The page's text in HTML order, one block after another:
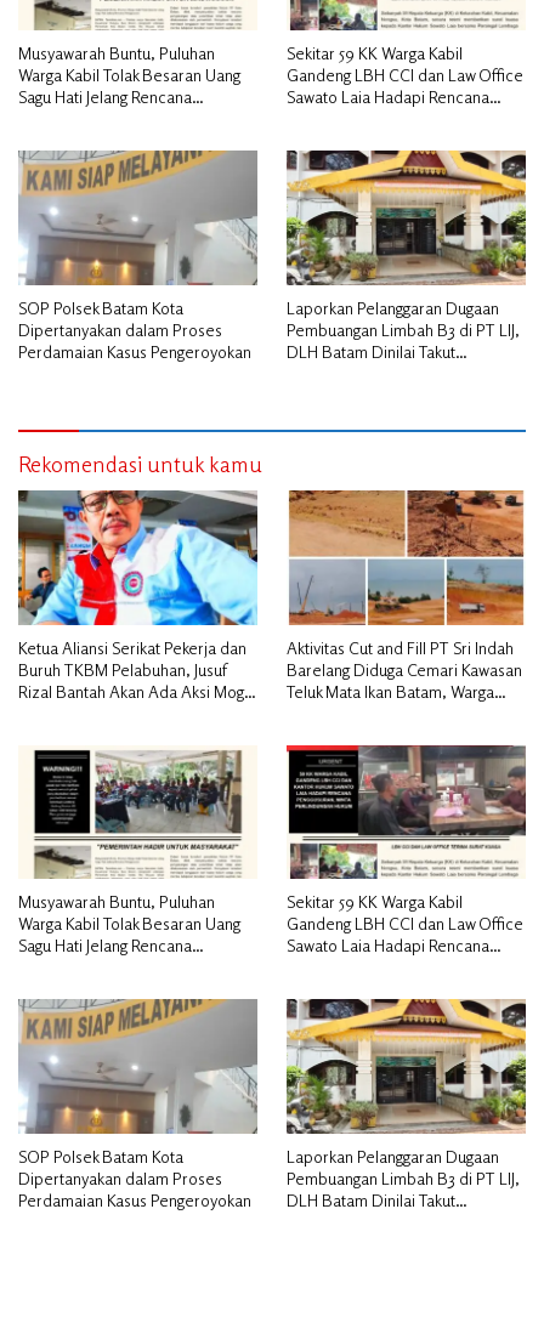
Musyawarah Buntu, Puluhan
Warga Kabil Tolak Besaran Uang
Sagu Hati Jelang Rencana
Sekitar 59 KK Warga Kabil
Gandeng LBH CCI dan Law Office
Sawato Laia Hadapi Rencana
SOP Polsek Batam Kota
Dipertanyakan dalam Proses
Perdamaian Kasus Pengeroyokan
Laporkan Pelanggaran Dugaan
Pembuangan Limbah B3 di PT LIJ,
DLH Batam Dinilai Takut
Rekomendasi untuk kamu
Ketua Aliansi Serikat Pekerja dan
Buruh TKBM Pelabuhan, Jusuf
Rizal Bantah Akan Ada Aksi Mogol
Aktivitas Cut and Fill PT Sri Indah
Barelang Diduga Cemari Kawasan
Teluk Mata Ikan Batam, Warga
Musyawarah Buntu, Puluhan
Warga Kabil Tolak Besaran Uang
Sagu Hati Jelang Rencana
Sekitar 59 KK Warga Kabil
Gandeng LBH CCI dan Law Office
Sawato Laia Hadapi Rencana
SOP Polsek Batam Kota
Dipertanyakan dalam Proses
Perdamaian Kasus Pengeroyokan
Laporkan Pelanggaran Dugaan
Pembuangan Limbah B3 di PT LIJ,
DLH Batam Dinilai Takut